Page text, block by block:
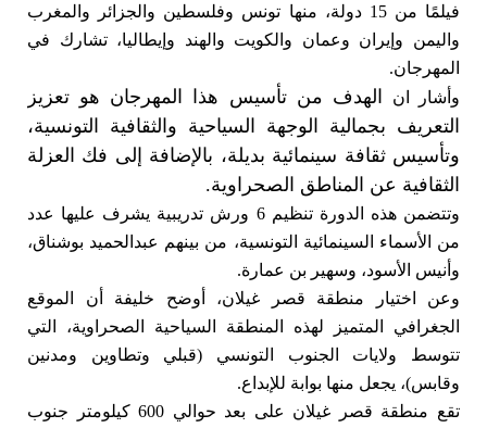
فيلمًا من 15 دولة، منها تونس وفلسطين والجزائر والمغرب
واليمن وإيران وعمان والكويت والهند وإيطاليا، تشارك في
المهرجان.
وأشار ان
الهدف من تأسيس هذا المهرجان هو تعزيز
التعريف بجمالية الوجهة السياحية والثقافية التونسية،
وتأسيس ثقافة سينمائية بديلة، بالإضافة إلى فك العزلة
الثقافية عن المناطق الصحراوية.
وتتضمن هذه الدورة تنظيم 6 ورش تدريبية يشرف عليها عدد
من الأسماء السينمائية التونسية، من بينهم عبدالحميد بوشناق،
وأنيس الأسود، وسهير بن عمارة.
وعن اختيار منطقة قصر غيلان، أوضح خليفة أن الموقع
الجغرافي المتميز لهذه المنطقة السياحية الصحراوية، التي
تتوسط ولايات الجنوب التونسي (قبلي وتطاوين ومدنين
وقابس)، يجعل منها بوابة للإبداع.
تقع منطقة قصر غيلان على بعد حوالي 600 كيلومتر جنوب